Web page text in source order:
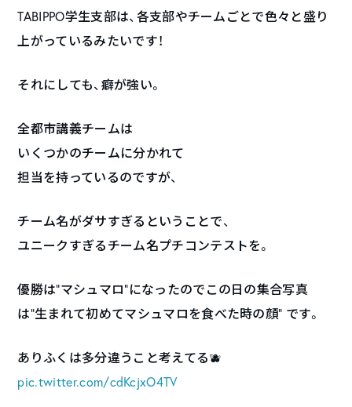
TABIPPO学生支部は、各支部やチームごとで色々と盛り
上がっているみたいです！
それにしても、癖が強い。
全都市講義チームは
いくつかのチームに分かれて
担当を持っているのですが、
チーム名がダサすぎるということで、
ユニークすぎるチーム名プチコンテストを。
優勝は"マシュマロ"になったのでこの日の集合写真
は"生まれて初めてマシュマロを食べた時の顔" です。
ありふくは多分違うこと考えてる🫐
pic.twitter.com/cdKcjxO4TV